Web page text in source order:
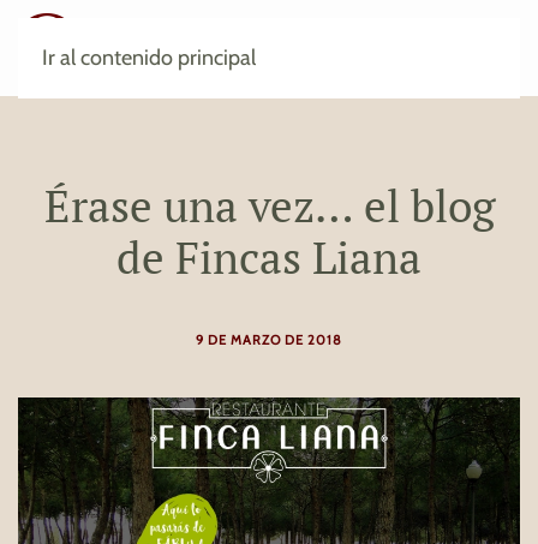
Ir al contenido principal
Érase una vez… el blog
de Fincas Liana
9 DE MARZO DE 2018